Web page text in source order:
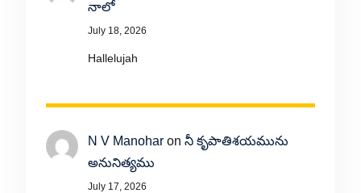
నాలో
July 18, 2026
Hallelujah
N V Manoharon నీ కృపాతిశయమును
అనునిత్యము
July 17, 2026